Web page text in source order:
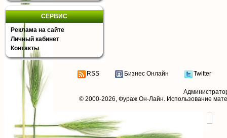
СЕРВИС
Реклама на сайте
Личный кабинет
Контакты
RSS Бизнес Онлайн Twitter
© 2000-2026, Фураж Он-Лайн. Использование